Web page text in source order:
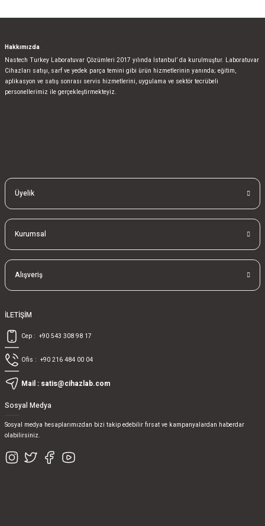
Hakkımızda
Nastech Turkey Laboratuvar Çözümleri 2017 yılında İstanbul’ da kurulmuştur. Laboratuvar
Cihazları satışı, sarf ve yedek parça temini gibi ürün hizmetlerinin yanında; eğitim,
aplikasyon ve satış sonrası servis hizmetlerini, uygulama ve sektör tecrübeli
personellerimiz ile gerçekleştirmekteyiz.
Üyelik
Kurumsal
Alışveriş
İLETİŞİM
Cep : +90 543 308 98 17
Ofis : +90 216 484 00 04
Mail : satis@cihazlab.com
Sosyal Medya
Sosyal medya hesaplarımızdan bizi takip edebilir fırsat ve kampanyalardan haberdar
olabilirsiniz.